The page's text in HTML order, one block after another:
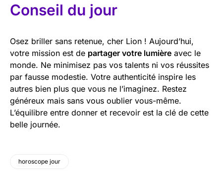
Conseil du jour
Osez briller sans retenue, cher Lion ! Aujourd’hui,
votre mission est de partager votre lumière avec le
monde. Ne minimisez pas vos talents ni vos réussites
par fausse modestie. Votre authenticité inspire les
autres bien plus que vous ne l’imaginez. Restez
généreux mais sans vous oublier vous-même.
L’équilibre entre donner et recevoir est la clé de cette
belle journée.
horoscope jour